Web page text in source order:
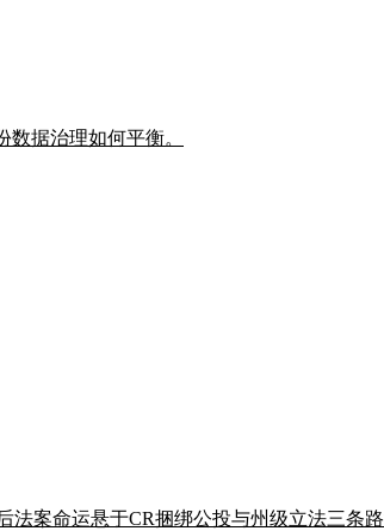
据治理如何平衡。
法案命运悬于CR捆绑公投与州级立法三条